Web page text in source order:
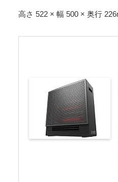
高さ 522 × 幅 500 × 奥行